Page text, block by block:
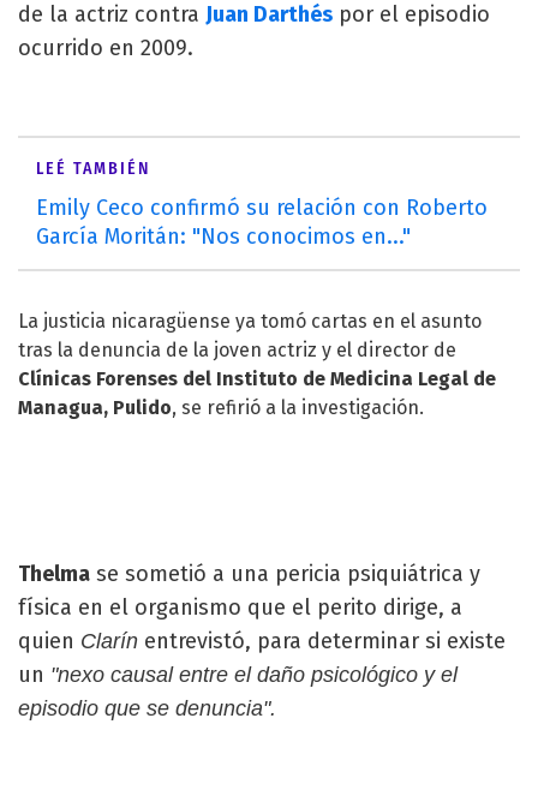
de la actriz contra Juan Darthés por el episodio
ocurrido en 2009.
LEÉ TAMBIÉN
Emily Ceco confirmó su relación con Roberto
García Moritán: "Nos conocimos en..."
La justicia nicaragüense ya tomó cartas en el asunto
tras la denuncia de la joven actriz y el director de
Clínicas Forenses del Instituto de Medicina Legal de
Managua, Pulido, se refirió a la investigación.
Thelma se sometió a una pericia psiquiátrica y
física en el organismo que el perito dirige, a
quien Clarín entrevistó, para determinar si existe
un "nexo causal entre el daño psicológico y el
episodio que se denuncia".